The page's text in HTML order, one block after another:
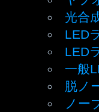
光合
LED
LED
一般
脱ノ
ノー